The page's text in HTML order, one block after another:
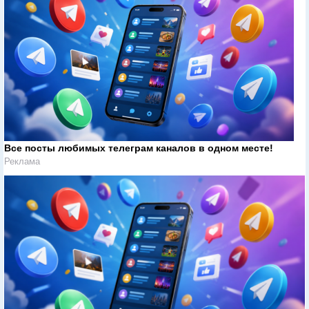
Все посты любимых телеграм каналов в одном месте!
Реклама